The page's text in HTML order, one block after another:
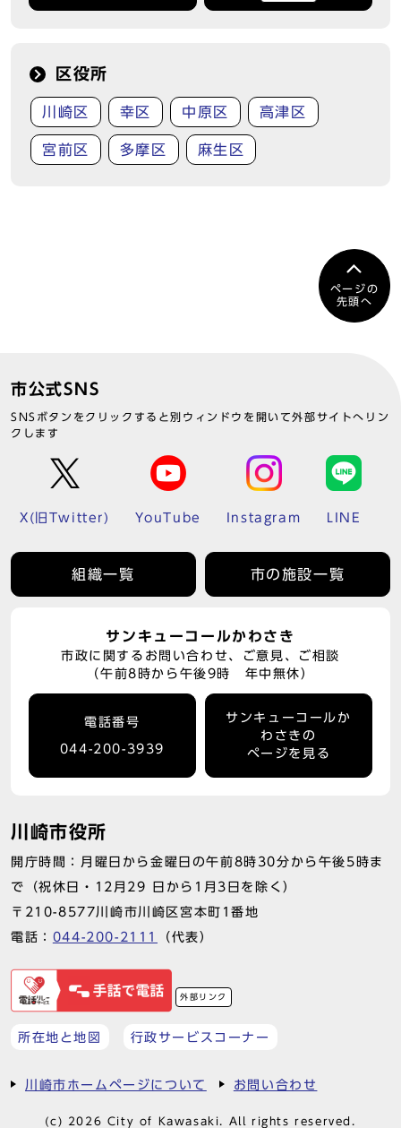
区役所
川崎区 幸区 中原区 高津区
宮前区 多摩区 麻生区
ページの
先頭へ
市公式SNS
SNSボタンをクリックすると別ウィンドウを開いて外部サイトへリン
クします
X(旧Twitter) YouTube Instagram LINE
組織一覧 市の施設一覧
サンキューコールかわさき
市政に関するお問い合わせ、ご意見、ご相談
（午前8時から午後9時 年中無休）
電話番号
044-200-3939
サンキューコールか
わさきの
ページを見る
川崎市役所
開庁時間：月曜日から金曜日の午前8時30分から午後5時ま
で（祝休日・12月29 日から1月3日を除く）
〒210-8577川崎市川崎区宮本町1番地
電話： 044-200-2111 （代表）
外部リンク
所在地と地図 行政サービスコーナー
川崎市ホームページについて お問い合わせ
(c) 2026 City of Kawasaki. All rights reserved.